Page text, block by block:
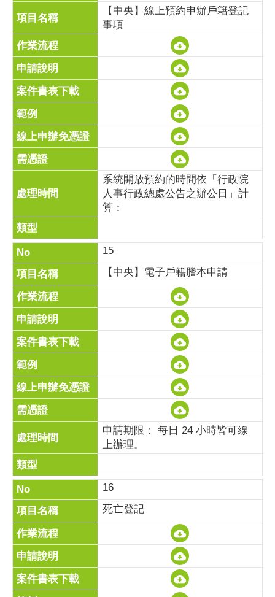
【中央】線上預約申辦戶籍登記
事項
系統開放預約的時間依「行政院
人事行政總處公告之辦公日」計
算：
15
【中央】電子戶籍謄本申請
申請期限： 每日 24 小時皆可線
上辦理。
16
死亡登記